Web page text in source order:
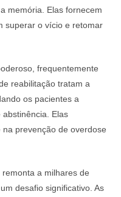
memória. Elas fornecem
superar o vício e retomar
frequentemente
reabilitação tratam a
os pacientes a
Elas
prevenção de overdose
a milhares de
desafio significativo. As